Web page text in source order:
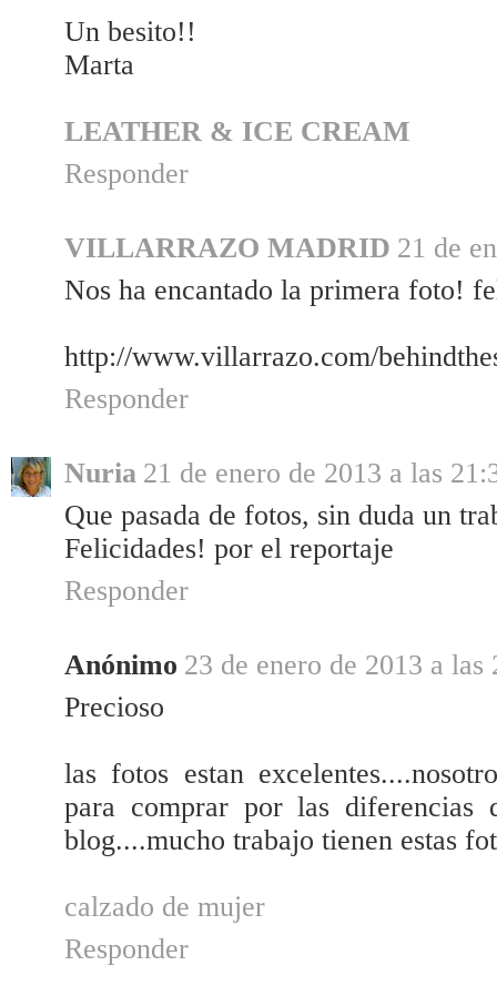
Un besito!!
Marta
LEATHER & ICE CREAM
Responder
VILLARRAZO MADRID 21 de
Nos ha encantado la primera foto!
http://www.villarrazo.com/
Responder
Nuria 21 de enero de 2013 a las
Que pasada de fotos, sin duda un
Felicidades! por el reportaje
Responder
Anónimo 23 de enero de 2013 a las
Precioso
las fotos estan
para comprar por las diferencias
blog....mucho trabajo tienen estas
calzado de mujer
Responder